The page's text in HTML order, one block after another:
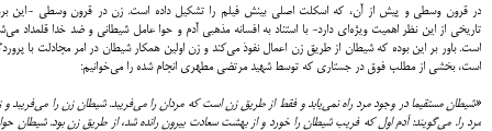
در قرون وسطي و پيش از آن، كه اسكلت اصلي بينش فيلم را تشكيل داده است. زن در قرون وسطي -اين
تاريخي از اين نظر اهميت ويژه‌اي دارد- با استناد به افسانه مذهبي آدم و حوا عامل شيطاني و ضد خدا قلمداد
است. باور بر اين بوده كه شيطان از طريق زن اعمال نفوذ مي‌كند و زن اولين همكار شيطان در امر مجادلت با
است، بخشي از مطلب فوق در جستاري كه توسط شهید مرتضي مطهري انجام شده را مي‌خوانيم:
«شیطان مستقیما در وجود مرد راه نمی‌یابد و فقط از طریق زن است که مردان را می‌فریبد. شیطان زن را می‌فریبد
مرد را. می‌گویند: آدم اول که فریب شیطان را خورد و از بهشت سعادت بیرون رانده شد، از طریق زن بود. شیطان